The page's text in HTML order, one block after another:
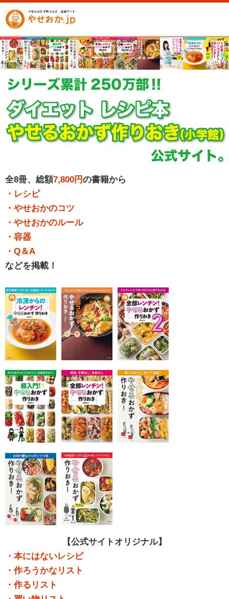
全8冊、総額7,800円の書籍から
・レシピ
・やせおかのコツ
・やせおかのルール
・容器
・Q＆A
などを掲載！
【公式サイトオリジナル】
・本にはないレシピ
・作ろうかなリスト
・作るリスト